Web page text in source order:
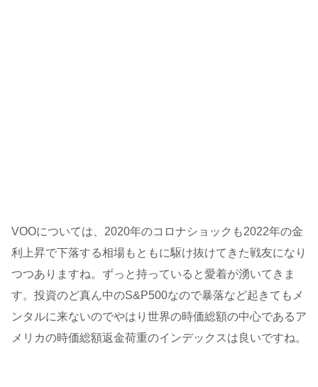
VOOについては、2020年のコロナショックも2022年の金
利上昇で下落する相場もともに駆け抜けてきた戦友になり
つつありますね。ずっと持っていると愛着が湧いてきま
す。投資のど真ん中のS&P500なので暴落など起きてもメ
ンタルに来ないのでやはり世界の時価総額の中心であるア
メリカの時価総額返金荷重のインデックスは良いですね。